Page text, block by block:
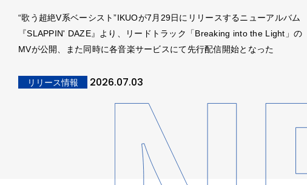
“歌う超絶V系ベーシスト”IKUOが7月29日にリリースするニューアルバム
『SLAPPIN' DAZE』より、リードトラック「Breaking into the Light」の
MVが公開、また同時に各音楽サービスにて先行配信開始となった
リリース情報 2026.07.03